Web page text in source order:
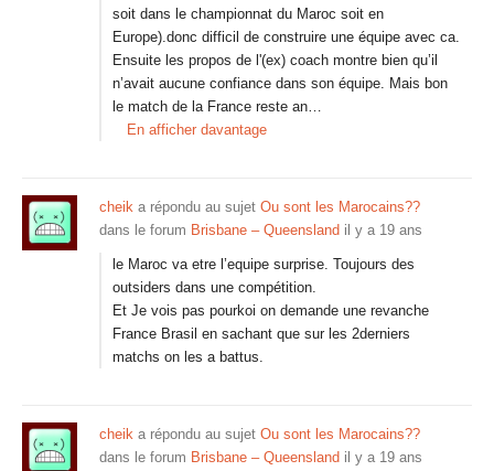
soit dans le championnat du Maroc soit en
Europe).donc difficil de construire une équipe avec ca.
Ensuite les propos de l'(ex) coach montre bien qu’il
n’avait aucune confiance dans son équipe. Mais bon
le match de la France reste an…
En afficher davantage
cheik a répondu au sujet Ou sont les Marocains??
dans le forum Brisbane – Queensland il y a 19 ans
le Maroc va etre l’equipe surprise. Toujours des
outsiders dans une compétition.
Et Je vois pas pourkoi on demande une revanche
France Brasil en sachant que sur les 2derniers
matchs on les a battus.
cheik a répondu au sujet Ou sont les Marocains??
dans le forum Brisbane – Queensland il y a 19 ans